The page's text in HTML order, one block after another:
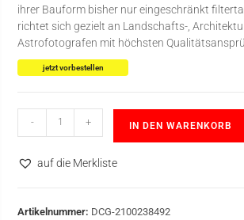
ihrer Bauform bisher nur eingeschränkt
richtet sich gezielt an Landschafts-,
Astrofotografen mit höchsten
jetzt vorbestellen
- + IN DEN WARENKORB
auf die Merkliste
Artikelnummer: DCG-2100238492